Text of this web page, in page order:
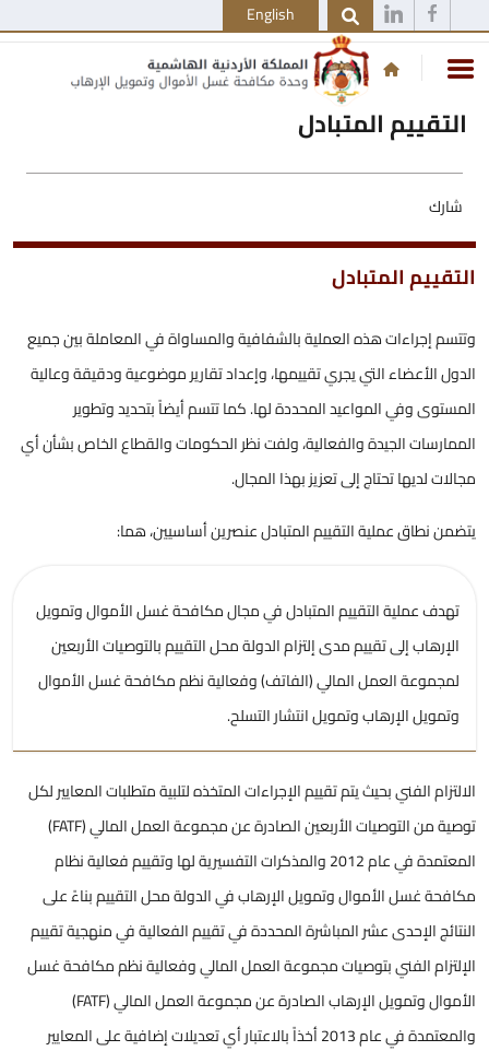
English
التقييم المتبادل
شارك
التقييم المتبادل
وتتسم إجراءات هذه العملية بالشفافية والمساواة في المعاملة بين جميع
الدول الأعضاء التي يجري تقييمها، وإعداد تقارير موضوعية ودقيقة وعالية
المستوى وفي المواعيد المحددة لها. كما تتسم أيضاً بتحديد وتطوير
الممارسات الجيدة والفعالية، ولفت نظر الحكومات والقطاع الخاص بشأن أي
مجالات لديها تحتاج إلى تعزيز بهذا المجال.
يتضمن نطاق عملية التقييم المتبادل عنصرين أساسيين، هما:
تهدف عملية التقييم المتبادل في مجال مكافحة غسل الأموال وتمويل
الإرهاب إلى تقييم مدى إلتزام الدولة محل التقييم بالتوصيات الأربعين
لمجموعة العمل المالي (الفاتف) وفعالية نظم مكافحة غسل الأموال
وتمويل الإرهاب وتمويل انتشار التسلح.
الالتزام الفني بحيث يتم تقييم الإجراءات المتخذه لتلبية متطلبات المعايير لكل
توصية من التوصيات الأربعين الصادرة عن مجموعة العمل المالي (FATF)
المعتمدة في عام 2012 والمذكرات التفسيرية لها وتقييم فعالية نظام
مكافحة غسل الأموال وتمويل الإرهاب في الدولة محل التقييم بناءً على
النتائج الإحدى عشر المباشرة المحددة في تقييم الفعالية في منهجية تقييم
الإلتزام الفني بتوصيات مجموعة العمل المالي وفعالية نظم مكافحة غسل
الأموال وتمويل الإرهاب الصادرة عن مجموعة العمل المالي (FATF)
والمعتمدة في عام 2013 أخذاً بالاعتبار أي تعديلات إضافية على المعايير